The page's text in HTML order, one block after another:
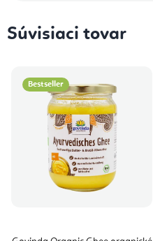
Súvisiaci tovar
Bestseller